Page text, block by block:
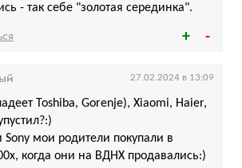
- так себе "золотая серединка".
Toshiba, Gorenje), Xiaomi, Haier,
Sony мои родители покупали в
когда они на ВДНХ продавались:)
27.02.2024 в 13:09